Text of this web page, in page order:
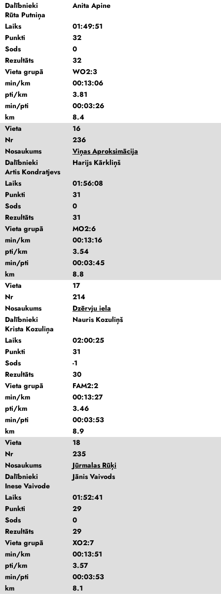
Dalībnieki
Anita Apine
Rūta Putniņa
Laiks
01:49:51
Punkti
32
Sods
0
Rezultāts
32
Vieta grupā
WO2:3
min/km
00:13:06
pti/km
3.81
min/pti
00:03:26
km
8.4
Vieta
16
Nr
236
Nosaukums
Viņas Aproksimācija
Dalībnieki
Harijs Kārkliņš
Artis Kondratjevs
Laiks
01:56:08
Punkti
31
Sods
0
Rezultāts
31
Vieta grupā
MO2:6
min/km
00:13:16
pti/km
3.54
min/pti
00:03:45
km
8.8
Vieta
17
Nr
214
Nosaukums
Dzērvju iela
Dalībnieki
Nauris Kozuliņš
Krista Kozuliņa
Laiks
02:00:25
Punkti
31
Sods
-1
Rezultāts
30
Vieta grupā
FAM2:2
min/km
00:13:27
pti/km
3.46
min/pti
00:03:53
km
8.9
Vieta
18
Nr
235
Nosaukums
Jūrmalas Rūķi
Dalībnieki
Jānis Vaivods
Inese Vaivode
Laiks
01:52:41
Punkti
29
Sods
0
Rezultāts
29
Vieta grupā
XO2:7
min/km
00:13:51
pti/km
3.57
min/pti
00:03:53
km
8.1